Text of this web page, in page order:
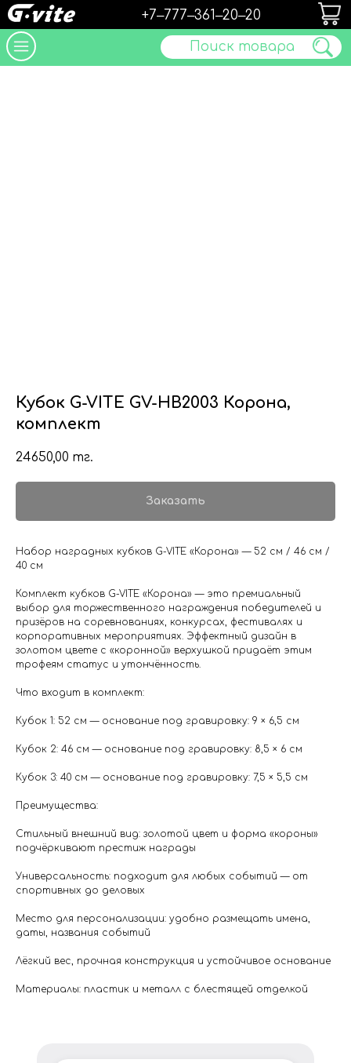
Поиск товара
+7‒777‒361‒20‒20
Кубок G-VITE GV-HB2003 Корона,
комплект
24650,00 тг.
Заказать
Набор наградных кубков G-VITE «Корона» — 52 см / 46 см /
40 см
Комплект кубков G-VITE «Корона» — это премиальный
выбор для торжественного награждения победителей и
призёров на соревнованиях, конкурсах, фестивалях и
корпоративных мероприятиях. Эффектный дизайн в
золотом цвете с «коронной» верхушкой придаёт этим
трофеям статус и утончённость.
Что входит в комплект:
Кубок 1: 52 см — основание под гравировку: 9 × 6,5 см
Кубок 2: 46 см — основание под гравировку: 8,5 × 6 см
Кубок 3: 40 см — основание под гравировку: 7,5 × 5,5 см
Преимущества:
Стильный внешний вид: золотой цвет и форма «короны»
подчёркивают престиж награды
Универсальность: подходит для любых событий — от
спортивных до деловых
Место для персонализации: удобно размещать имена,
даты, названия событий
Лёгкий вес, прочная конструкция и устойчивое основание
Материалы: пластик и металл с блестящей отделкой